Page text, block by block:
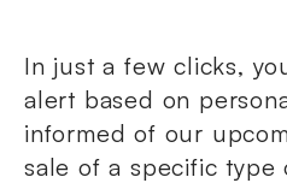
In just a few clicks,
alert based on
informed of our
sale of a specific type